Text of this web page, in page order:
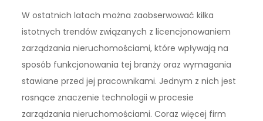
W ostatnich latach można zaobserwować kilka
istotnych trendów związanych z licencjonowaniem
zarządzania nieruchomościami, które wpływają na
sposób funkcjonowania tej branży oraz wymagania
stawiane przed jej pracownikami. Jednym z nich jest
rosnące znaczenie technologii w procesie
zarządzania nieruchomościami. Coraz więcej firm